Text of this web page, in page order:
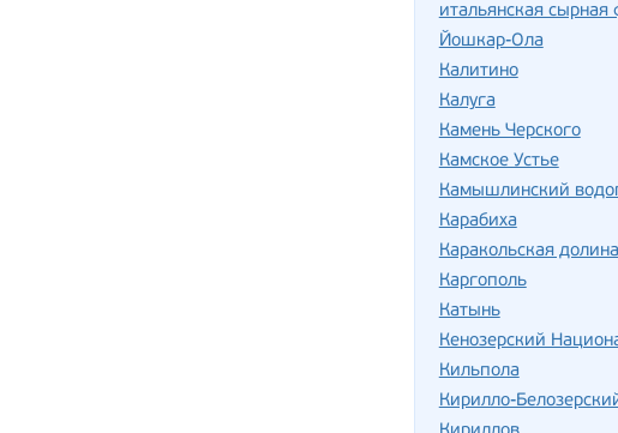
итальянская сырная
Йошкар-Ола
Калитино
Калуга
Камень Черского
Камское Устье
Камышлинский
Карабиха
Каракольская долина
Каргополь
Катынь
Кенозерский
Кильпола
Кирилло-